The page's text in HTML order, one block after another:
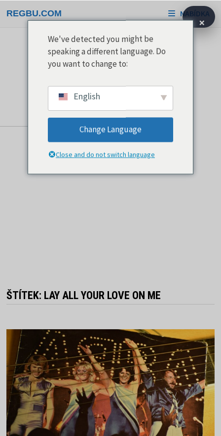
na
REGBU.COM NABÍDKA
ŠTÍTEK: LAY ALL YOUR LOVE ON ME
×
We've detected you might be
speaking a different language. Do
you want to change to:
English
Change Language
Close and do not switch language